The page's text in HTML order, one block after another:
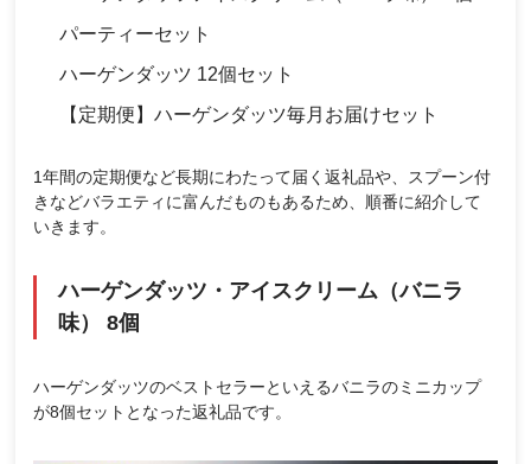
パーティーセット
ハーゲンダッツ 12個セット
【定期便】ハーゲンダッツ毎月お届けセット
1年間の定期便など長期にわたって届く返礼品や、スプーン付
きなどバラエティに富んだものもあるため、順番に紹介して
いきます。
ハーゲンダッツ・アイスクリーム（バニラ
味） 8個
ハーゲンダッツのベストセラーといえるバニラのミニカップ
が8個セットとなった返礼品です。